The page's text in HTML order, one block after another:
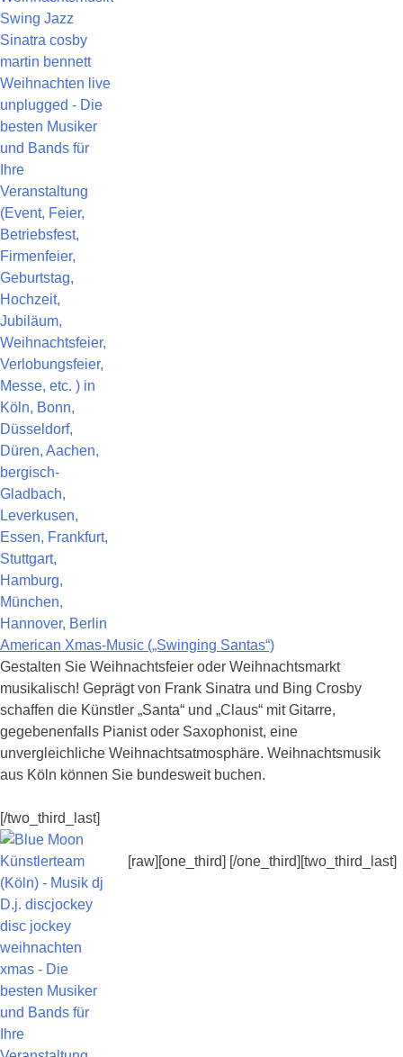
American Xmas-Music („Swinging Santas“)
Gestalten Sie Weihnachtsfeier oder Weihnachtsmarkt
musikalisch! Geprägt von Frank Sinatra und Bing Crosby
schaffen die Künstler „Santa“ und „Claus“ mit Gitarre,
gegebenenfalls Pianist oder Saxophonist, eine
unvergleichliche Weihnachtsatmosphäre. Weihnachtsmusik
aus Köln können Sie bundesweit buchen.
[/two_third_last]
[raw][one_third] [/one_third][two_third_last]